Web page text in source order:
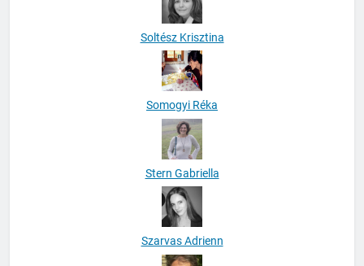
Soltész Krisztina
Somogyi Réka
Stern Gabriella
Szarvas Adrienn